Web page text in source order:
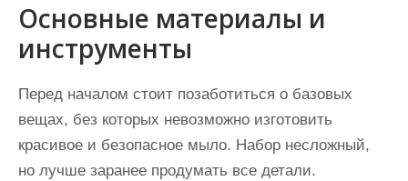
Основные материалы и
инструменты
Перед началом стоит позаботиться о базовых
вещах, без которых невозможно изготовить
красивое и безопасное мыло. Набор несложный,
но лучше заранее продумать все детали.